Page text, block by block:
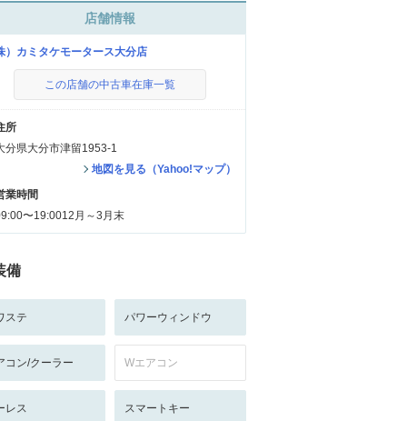
店舗情報
）カミタケモータース大分店
この店舗の中古車在庫一覧
所
分県大分市津留1953-1
地図を見る（Yahoo!マップ）
業時間
〜19:0012月～3月末
備
ステ パワーウィンドウ
コン/クーラー Wエアコン
レス スマートキー